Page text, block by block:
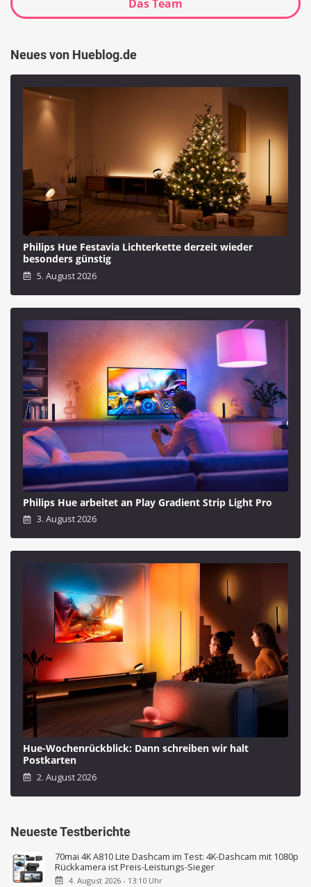
Das Team
Neues von Hueblog.de
Philips Hue Festavia Lichterkette derzeit wieder
besonders günstig
5. August 2026
Philips Hue arbeitet an Play Gradient Strip Light Pro
3. August 2026
Hue-Wochenrückblick: Dann schreiben wir halt
Postkarten
2. August 2026
Neueste Testberichte
70mai 4K A810 Lite Dashcam im Test: 4K-Dashcam mit 1080p
Rückkamera ist Preis-Leistungs-Sieger
4. August 2026 - 13:10 Uhr